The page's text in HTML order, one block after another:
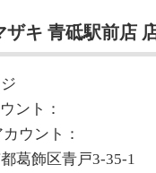
ザキ 青砥駅前店
ント：
ウント：
葛飾区青戸3-35-1